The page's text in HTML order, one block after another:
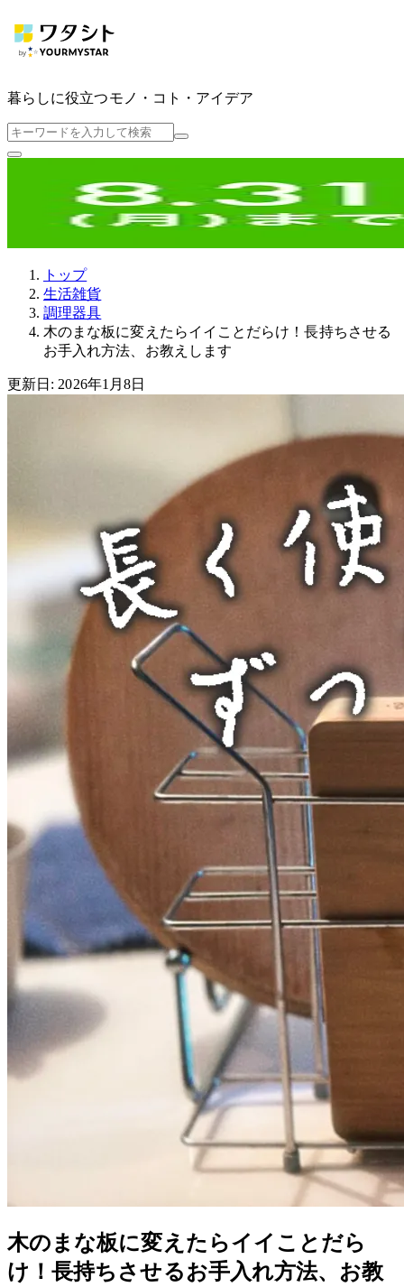
暮らしに役立つモノ・コト・アイデア
トップ
生活雑貨
調理器具
木のまな板に変えたらイイことだらけ！長持ちさせる
お手入れ方法、お教えします
更新日: 2026年1月8日
木のまな板に変えたらイイことだら
け！長持ちさせるお手入れ方法、お教